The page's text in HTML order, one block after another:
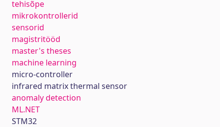
tehisõpe
mikrokontrollerid
sensorid
magistritööd
master's theses
machine learning
micro-controller
infrared matrix thermal sensor
anomaly detection
ML.NET
STM32